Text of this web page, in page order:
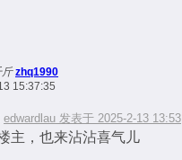
斤 zhq1990
15:37:35
edwardlau 发表于 2025-2-13 13:53
主，也来沾沾喜气儿